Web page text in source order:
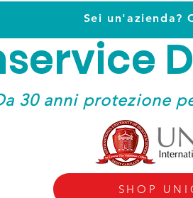
Sei un'azienda?
D
30 anni protezione
D
SHOP